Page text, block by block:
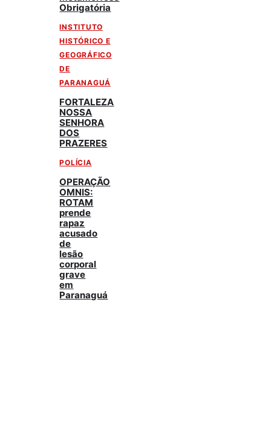
Obrigatória
INSTITUTO
HISTÓRICO E
GEOGRÁFICO
DE
PARANAGUÁ
FORTALEZA
NOSSA
SENHORA
DOS
PRAZERES
POLÍCIA
OPERAÇÃO
OMNIS:
ROTAM
prende
rapaz
acusado
de
lesão
corporal
grave
em
Paranaguá